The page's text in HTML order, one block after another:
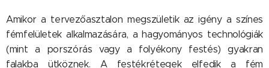
Amikor a tervezőasztalon megszületik az igény a színes
fémfelületek alkalmazására, a hagyományos technológiák
(mint a porszórás vagy a folyékony festés) gyakran
falakba ütköznek. A festékrétegek elfedik a fém